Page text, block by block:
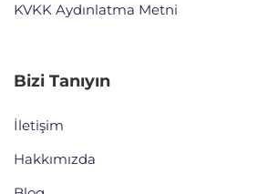
KVKK Aydınlatma Metni
Bizi Tanıyın
İletişim
Hakkımızda